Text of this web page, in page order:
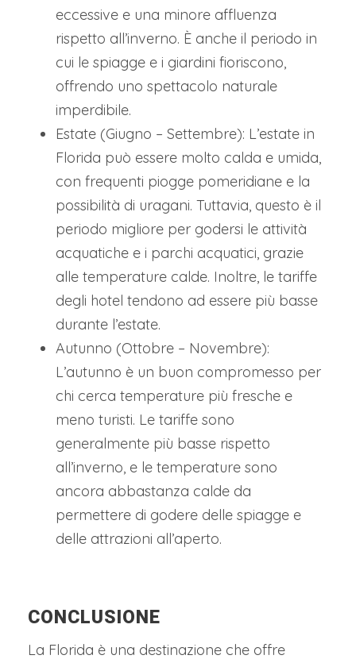
eccessive e una minore affluenza
rispetto all’inverno. È anche il periodo in
cui le spiagge e i giardini fioriscono,
offrendo uno spettacolo naturale
imperdibile.
Estate (Giugno – Settembre): L’estate in
Florida può essere molto calda e umida,
con frequenti piogge pomeridiane e la
possibilità di uragani. Tuttavia, questo è il
periodo migliore per godersi le attività
acquatiche e i parchi acquatici, grazie
alle temperature calde. Inoltre, le tariffe
degli hotel tendono ad essere più basse
durante l’estate.
Autunno (Ottobre – Novembre):
L’autunno è un buon compromesso per
chi cerca temperature più fresche e
meno turisti. Le tariffe sono
generalmente più basse rispetto
all’inverno, e le temperature sono
ancora abbastanza calde da
permettere di godere delle spiagge e
delle attrazioni all’aperto.
CONCLUSIONE
La Florida è una destinazione che offre